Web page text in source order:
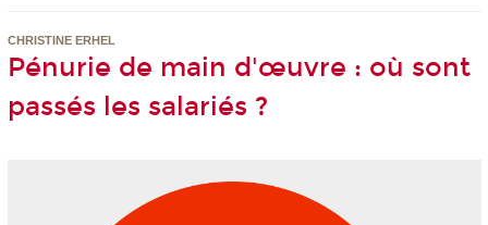
CHRISTINE ERHEL
Pénurie de main d'œuvre : où sont
passés les salariés ?